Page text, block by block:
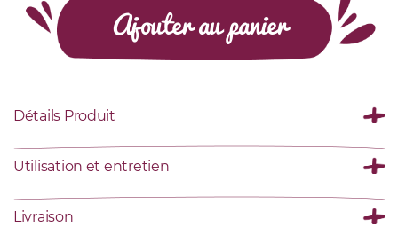
Ajouter au panier
Détails Produit
Utilisation et entretien
Livraison